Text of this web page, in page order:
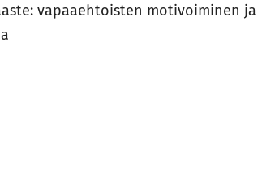
vapaaehtoisten motivoiminen ja